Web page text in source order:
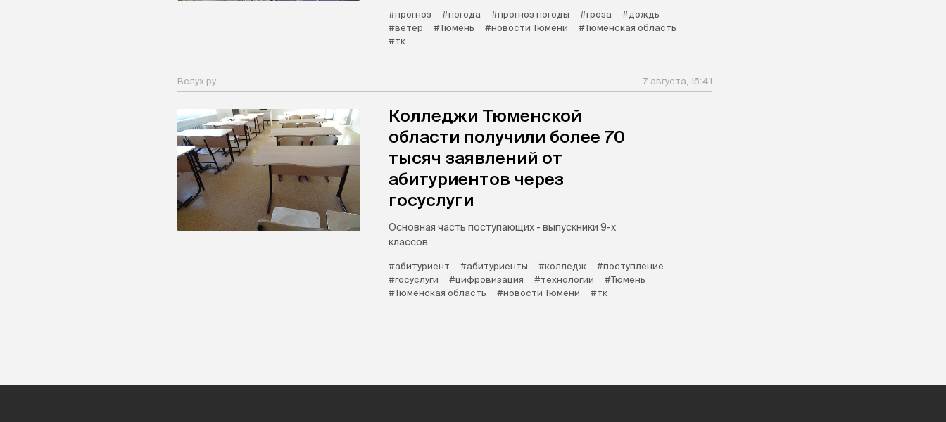
#прогноз #погода #прогноз погоды #гроза
#дождь
#ветер
#Тюмень #новости Тюмени
#Тюменская область
#тк
Вслух.ру 7 августа, 15:41
Колледжи Тюменской
области получили более 70
тысяч заявлений от
абитуриентов через
госуслуги
Основная часть поступающих - выпускники 9-х
классов.
#абитуриент #абитуриенты #колледж
#поступление
#госуслуги
#цифровизация #технологии
#Тюмень
#Тюменская область
#новости Тюмени #тк